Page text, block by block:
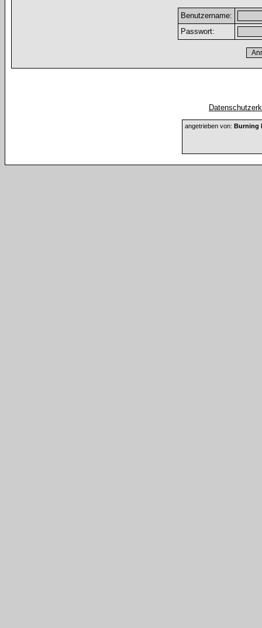
Benutzername:
Passwort:
angetrieben von: Burning